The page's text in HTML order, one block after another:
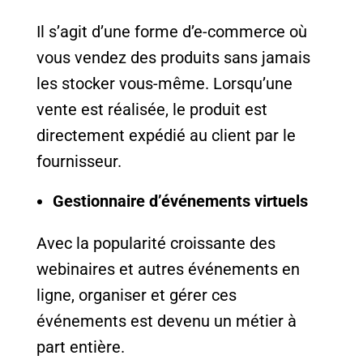
Il s’agit d’une forme d’e-commerce où
vous vendez des produits sans jamais
les stocker vous-même. Lorsqu’une
vente est réalisée, le produit est
directement expédié au client par le
fournisseur.
Gestionnaire d’événements virtuels
Avec la popularité croissante des
webinaires et autres événements en
ligne, organiser et gérer ces
événements est devenu un métier à
part entière.